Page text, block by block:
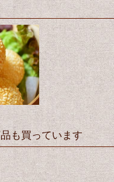
も買っています